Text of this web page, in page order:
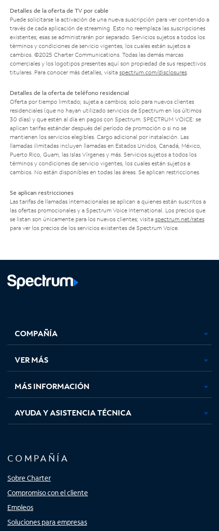
Detalles de la oferta de TV por cable
Puede solicitarse la activación de una nueva suscripción para ver contenido a
través de cada aplicación de streaming. Esto no reemplaza las suscripciones
existentes; esas se administrarán por separado. Servicios sujetos a todos los
términos y condiciones de servicio vigentes, los cuales están sujetos a
cambios. ©2025 Charter Communications. Todas las demás marcas
comerciales y los logotipos presentes aquí son propiedad de sus respectivos
titulares. Para conocer más detalles, visita spectrum.com/disclosures
Detalles de la oferta de teléfono residencial
Oferta por tiempo limitado; sujeta a cambios; solo para nuevos clientes
residenciales (que no hayan utilizado servicios de Spectrum en los últimos
30 días) y que estén al día en pagos con Spectrum. SPECTRUM VOICE: se
aplican tarifas estándar después del período de promoción o si no se
mantienen los servicios elegibles. Cargo adicional por instalación. Las
llamadas ilimitadas incluyen llamadas en Estados Unidos, Canadá, México,
Puerto Rico, Guam, las Islas Vírgenes y más. Servicios sujetos a todos los
términos y condiciones de servicio vigentes, los cuales están sujetos a
cambios. No están disponibles en todas las áreas. Se aplican restricciones.
Se aplican restricciones
Las tarifas de llamadas internacionales se aplican a quienes están suscritos a
las ofertas promocionales y a Spectrum Voice International. Los precios que
se listan son únicamente para los nuevos clientes; visita spectrum.net/rates
para ver los precios de los servicios existentes de Spectrum Voice.
abre
en
pestaña
nueva
abre
en
pestaña
nueva
abre
en
pestaña
nueva
en
nueva
COMPAÑÍA
VER MÁS
MÁS INFORMACIÓN
AYUDA Y ASISTENCIA TÉCNICA
COMPAÑÍA
Sobre Charter
Compromiso con el cliente
Empleos
Soluciones para empresas